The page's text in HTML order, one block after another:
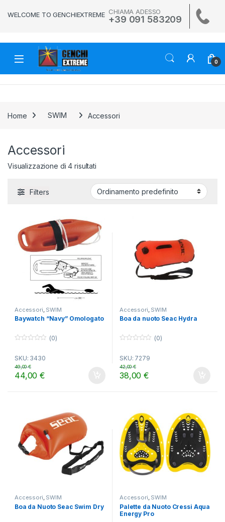
WELCOME TO GENCHIEXTREME CHIAMA ADESSO
+39 091 583209
0
Home SWIM Accessori
Accessori
Visualizzazione di 4 risultati
Filters
Accessori SWIM
Baywatch “Navy” Omologato
u
t
f
(0)
SKU: 3430
44,00€
49,00€
Accessori SWIM
Boa da nuoto Seac Hydra
u
t
f
(0)
SKU: 7279
38,00€
42,00€
Accessori, SWIM
Boa da Nuoto Seac Swim Dry
Accessori, SWIM
Palette da Nuoto Cressi Aqua
Energy Pro